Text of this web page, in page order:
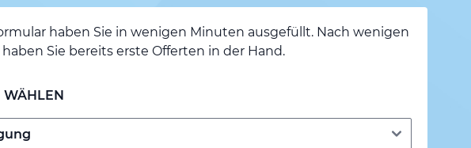
haben Sie in wenigen Minuten ausgefüllt. Nach wenigen
Sie bereits erste Offerten in der Hand.
WÄHLEN